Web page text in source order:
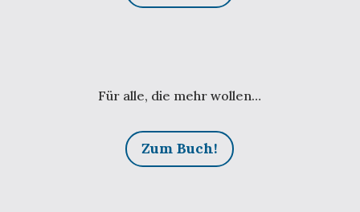
Für alle, die mehr wollen…
Zum Buch!